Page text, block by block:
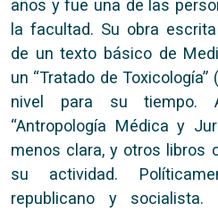
años y fue una de las
la facultad. Su obra
de un texto básico de
un “Tratado de
nivel para su tiempo.
“Antropología Médica y
menos clara, y otros libros
su actividad.
republicano y